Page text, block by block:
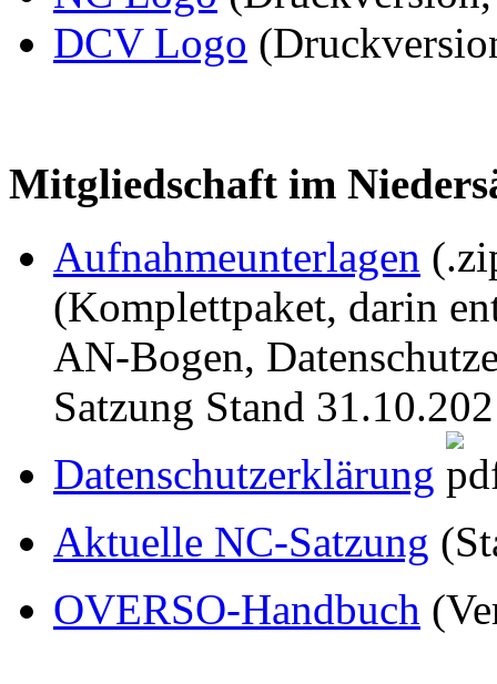
DCV Logo
Mitgliedschaft im
Aufnahmeunterlagen
(Komplettpaket, darin
AN-Bogen,
Satzung Stand
Datenschutzerklärung
Aktuelle NC-Satzung
OVERSO-Handbuch